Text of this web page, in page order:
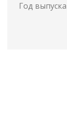
Год выпуска